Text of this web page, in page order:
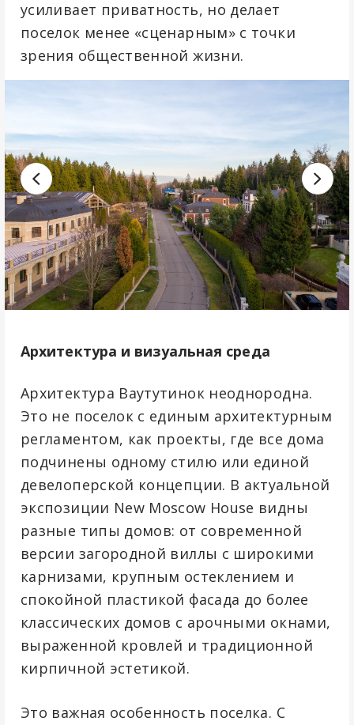
усиливает приватность, но делает
поселок менее «сценарным» с точки
зрения общественной жизни.
Архитектура и визуальная среда
Архитектура Ваутутинок неоднородна.
Это не поселок с единым архитектурным
регламентом, как проекты, где все дома
подчинены одному стилю или единой
девелоперской концепции. В актуальной
экспозиции New Moscow House видны
разные типы домов: от современной
версии загородной виллы с широкими
карнизами, крупным остеклением и
спокойной пластикой фасада до более
классических домов с арочными окнами,
выраженной кровлей и традиционной
кирпичной эстетикой.
Это важная особенность поселка. С